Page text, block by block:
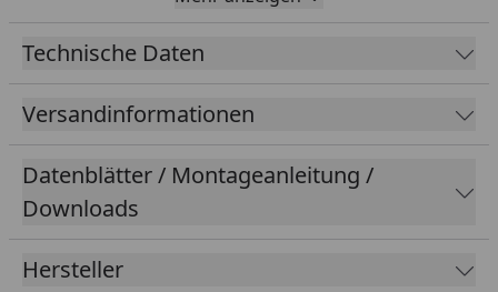
Maße (B/H):1800 x 1200 mm, 1800 x 1500 mm, 1800 x
1800 mm, 1500 x 1800 mm, 1000 x 1800 mm, 900 x
Rahmen:45 x 68 mm
Rankstäbe: 12 x30 mm, geklammert
: 100 x 100 mm
Bitte beachten Sie folgende Hinweise:
Technische Daten
Versandinformationen
Datenblätter / Montageanleitung /
Downloads
Hersteller